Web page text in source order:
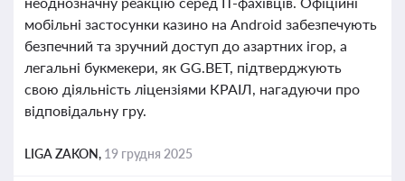
мобільні застосунки казино на Android забезпечують
безпечний та зручний доступ до азартних ігор, а
легальні букмекери, як GG.BET, підтверджують
свою діяльність ліцензіями КРАІЛ, нагадуючи про
відповідальну гру.
LIGA ZAKON, 19 грудня 2025